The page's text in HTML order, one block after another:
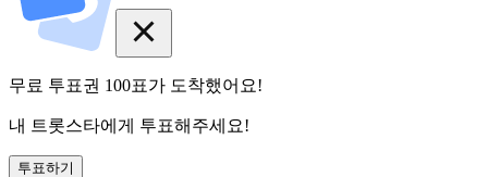
무료 투표권 100표가 도착했어요!
내 트롯스타에게 투표해주세요!
투표하기